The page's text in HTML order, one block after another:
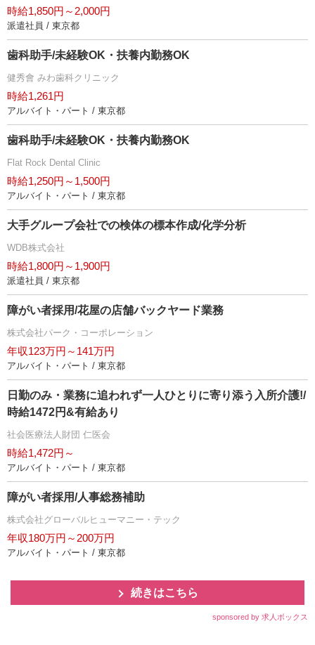
時給1,850円～2,000円
派遣社員 / 東京都
歯科助手/未経験OK・扶養内勤務OK
健秀會 みわ歯科クリニック
時給1,261円
アルバイト・パート / 東京都
歯科助手/未経験OK・扶養内勤務OK
Flat Rock Dental Clinic
時給1,250円～1,500円
アルバイト・パート / 東京都
大手グループ会社での検体の標本作成/化学分析
WDB株式会社
時給1,800円～1,900円
派遣社員 / 東京都
障がい者採用/花屋の店舗バックヤード業務
株式会社パーク・コーポレーション
年収123万円～141万円
アルバイト・パート / 東京都
日勤のみ・業務に追われず一人ひとりに寄り添う入所介護!/
時給1472円&有給あり
社会医療法人財団 仁医会
時給1,472円～
アルバイト・パート / 東京都
障がい者採用/人事総務補助
株式会社グローバルヒューマニー・テック
年収180万円～200万円
アルバイト・パート / 東京都
続きはこちら
sponsored by 求人ボックス